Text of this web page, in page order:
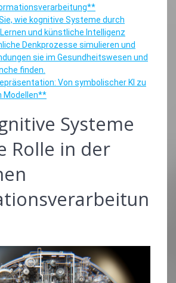
wie kognitive Systeme durch
und künstliche Intelligenz
Denkprozesse simulieren und
sie im Gesundheitswesen und
finden.
Von symbolischer KI zu
Modellen**
Systeme
Rolle in der